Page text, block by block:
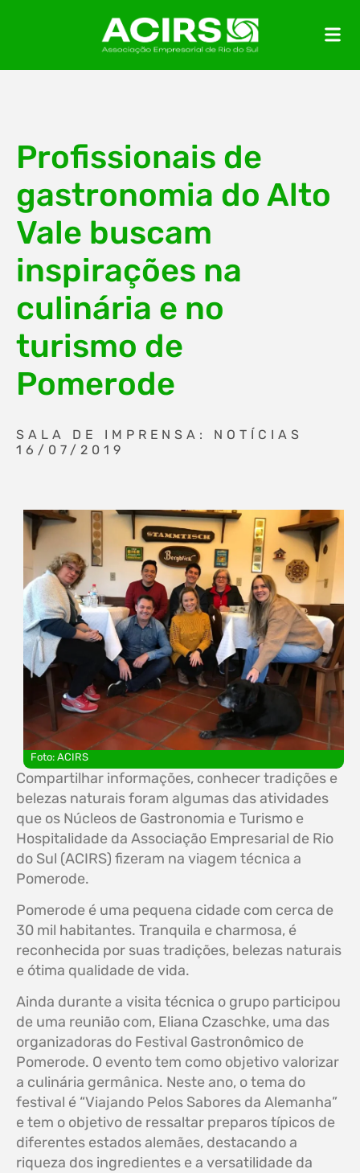
Profissionais de
gastronomia do Alto
Vale buscam
inspirações na
culinária e no
turismo de
Pomerode
SALA DE IMPRENSA: NOTÍCIAS
16/07/2019
Foto: ACIRS
Compartilhar informações, conhecer tradições e
belezas naturais foram algumas das atividades
que os Núcleos de Gastronomia e Turismo e
Hospitalidade da Associação Empresarial de Rio
do Sul (ACIRS) fizeram na viagem técnica a
Pomerode.
Pomerode é uma pequena cidade com cerca de
30 mil habitantes. Tranquila e charmosa, é
reconhecida por suas tradições, belezas naturais
e ótima qualidade de vida.
Ainda durante a visita técnica o grupo participou
de uma reunião com, Eliana Czaschke, uma das
organizadoras do Festival Gastronômico de
Pomerode. O evento tem como objetivo valorizar
a culinária germânica. Neste ano, o tema do
festival é “Viajando Pelos Sabores da Alemanha”
e tem o objetivo de ressaltar preparos típicos de
diferentes estados alemães, destacando a
riqueza dos ingredientes e a versatilidade da